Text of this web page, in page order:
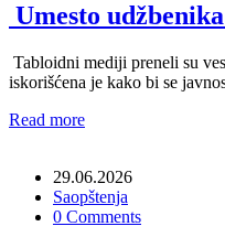
Umesto
Tabloidni mediji preneli su
iskorišćena je kako bi se
Read more
29.06.2026
Saopštenja
0 Comments